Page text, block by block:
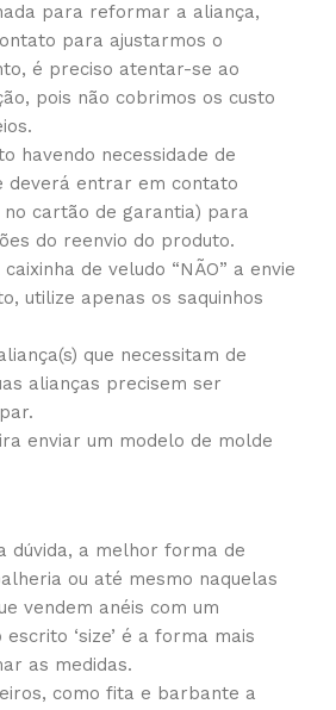
para reformar a aliança,
para ajustarmos o
é preciso atentar-se ao
pois não cobrimos os custo
havendo necessidade de
deverá entrar em contato
cartão de garantia) para
do reenvio do produto.
de veludo “NÃO” a envie
utilize apenas os saquinhos
que necessitam de
alianças precisem ser
enviar um modelo de molde
dúvida, a melhor forma de
ou até mesmo naquelas
vendem anéis com um
‘size’ é a forma mais
as medidas.
como fita e barbante a